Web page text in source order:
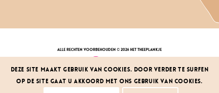
alle rechten voorbehouden © 2026 Het Theeplankje
privacy policy|algemene voorwaarden
klachten & herroepingsrecht|service
Deze site maakt gebruik van cookies. Door verder te surfen
op de site gaat u akkoord met ons gebruik van cookies.